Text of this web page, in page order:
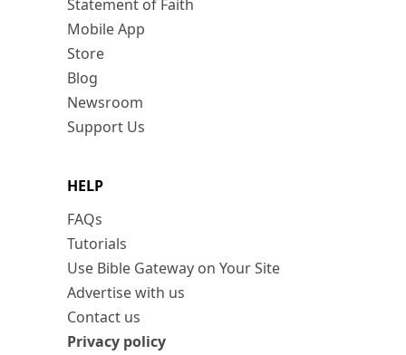
Statement of Faith
Mobile App
Store
Blog
Newsroom
Support Us
HELP
FAQs
Tutorials
Use Bible Gateway on Your Site
Advertise with us
Contact us
Privacy policy